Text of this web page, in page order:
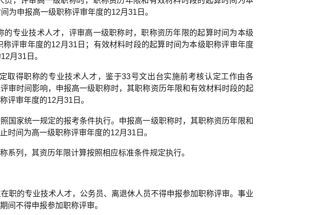
为申报高一级职称评审年度的12月31日。
的专业技术人才，评审高一级职称时，职称资历年限的起算时间为本级
评审年度的12月31日；有效材料时段的起算时间为本级职称评审年度
月31日。
取得职称的专业技术人才，鉴于33号文出台实施前考核认定工作由各
审时间影响，申报高一级职称时，其职称资历年限和有效材料时段的起
评审年度的12月31日。
国家统一规定的报考条件执行。申报高一级职称时，其职称资历年限和
时间为高一级职称评审年度的12月31日。
系列，其资历年限计算按照相应标准条件规定执行。
职的专业技术人才，公务员、离退休人员不得申报参加职称评审。事业
间不得申报参加职称评审。